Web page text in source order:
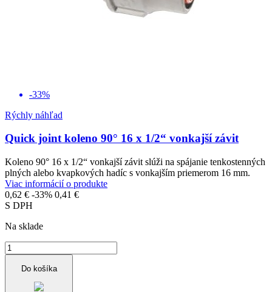
-33%
Rýchly náhľad
Quick joint koleno 90° 16 x 1/2“ vonkajší závit
Koleno 90° 16 x 1/2“ vonkajší závit slúži na spájanie tenkostenných
plných alebo kvapkových hadíc s vonkajším priemerom 16 mm.
Viac informácií o produkte
0,62 € -33% 0,41 €
S DPH
Na sklade
Do košíka